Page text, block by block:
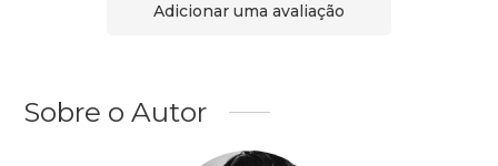
Adicionar uma avaliação
Sobre o Autor